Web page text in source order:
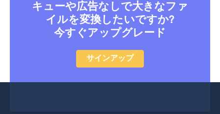
キューや広告なしで大きなファ
イルを変換したいですか?
今すぐアップグレード
サインアップ